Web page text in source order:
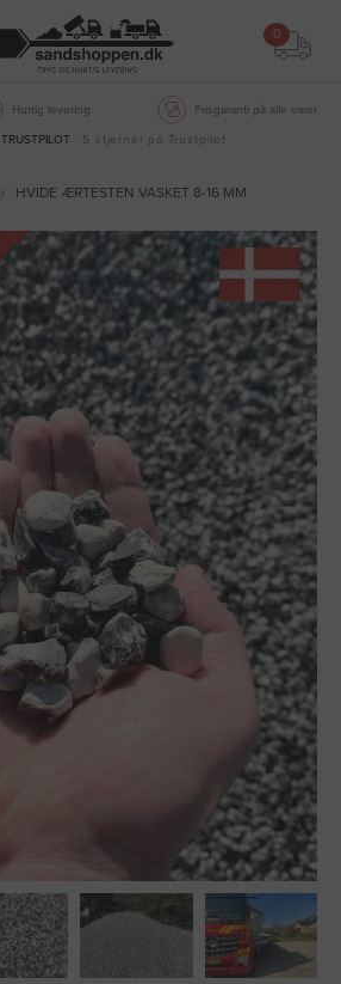
0
Hurtig levering Prisgaranti på alle varer
TRUSTPILOT 5 stjerner på Trustpilot
HVIDE ÆRTESTEN VASKET 8-16 MM